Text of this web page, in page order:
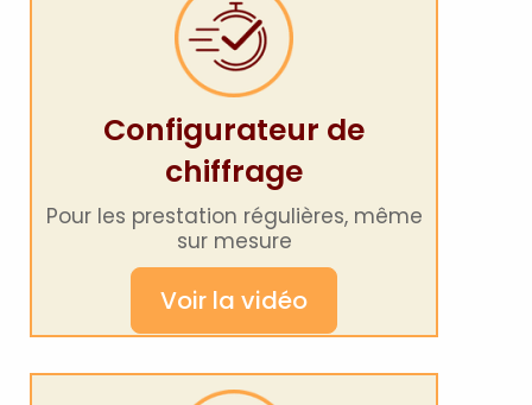
Configurateur de
chiffrage
Pour les prestation régulières, même
sur mesure
Voir la vidéo